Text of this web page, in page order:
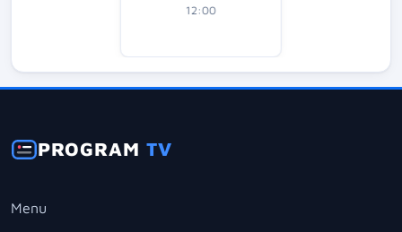
12:00
PROGRAMTV
Menu